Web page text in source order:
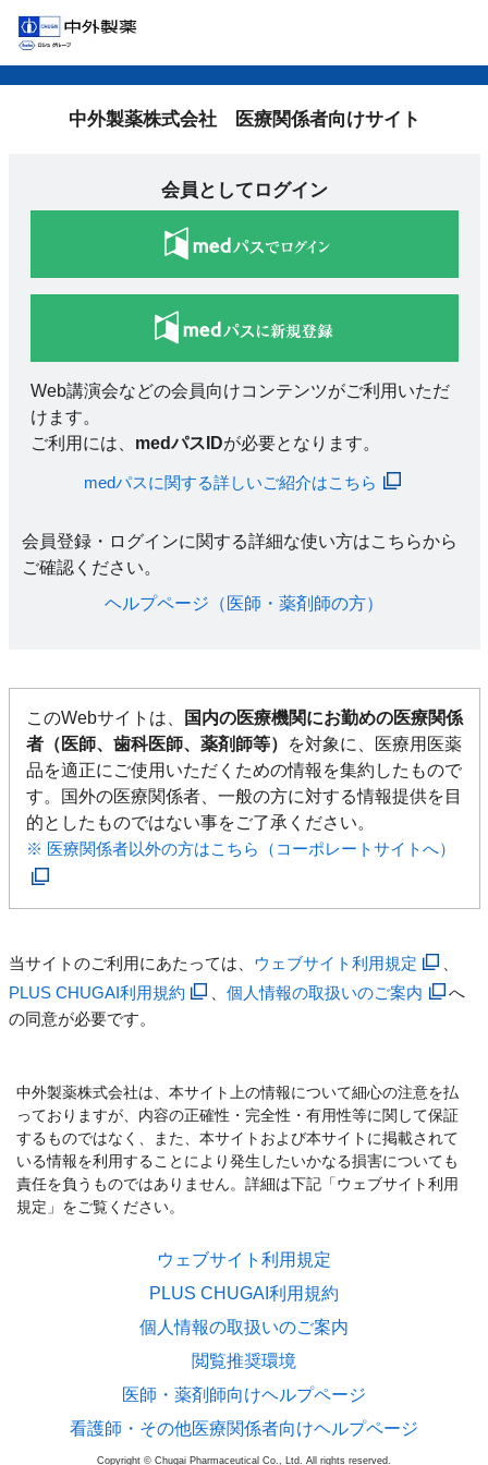
中外製薬株式会社 医療関係者向けサイト
会員としてログイン
Web講演会などの会員向けコンテンツがご利用いただ
けます。
ご利用には、 medパスIDが必要となります。
medパスに関する詳しいご紹介はこちら
会員登録・ログインに関する詳細な使い方はこちらから
ご確認ください。​
ヘルプページ（医師・薬剤師の方）​
このWebサイトは、
国内の医療機関にお勤めの医療関係
者（医師、歯科医師、薬剤師等）
を対象に、医療用医薬
品を適正にご使用いただくための情報を集約したもので
す。国外の医療関係者、一般の方に対する情報提供を目
的としたものではない事をご了承ください。
※ 医療関係者以外の方はこちら（コーポレートサイトへ）
当サイトのご利用にあたっては、 ウェブサイト利用規定
PLUS CHUGAI利用規約
、個人情報の取扱いのご案内
へ
の同意が必要です。
中外製薬株式会社は、本サイト上の情報について細心の注意を払
っておりますが、内容の正確性・完全性・有用性等に関して保証
するものではなく、また、本サイトおよび本サイトに掲載されて
いる情報を利用することにより発生したいかなる損害についても
責任を負うものではありません。詳細は下記「ウェブサイト利用
規定」をご覧ください。
ウェブサイト利用規定
PLUS CHUGAI利用規約
個人情報の取扱いのご案内
閲覧推奨環境
医師・薬剤師向けヘルプページ
看護師・その他医療関係者向けヘルプページ
Copyright © Chugai Pharmaceutical Co., Ltd. All rights reserved.